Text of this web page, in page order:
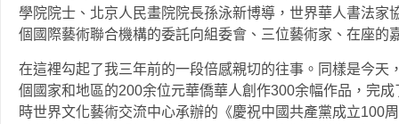
學院院士、北京人民畫院院長孫泳新博導，世界華人書法家
個國際藝術聯合機構的委託向組委會、三位藝術家、在座的
在這裡勾起了我三年前的一段倍感親切的往事。同樣是今天
個國家和地區的200余位元華僑華人創作300余幅作品，完
時世界文化藝術交流中心承辦的《慶祝中國共產黨成立100